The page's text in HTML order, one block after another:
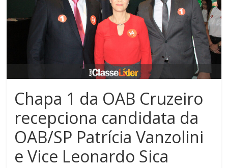
Chapa 1 da OAB Cruzeiro
recepciona candidata da
OAB/SP Patrícia Vanzolini
e Vice Leonardo Sica